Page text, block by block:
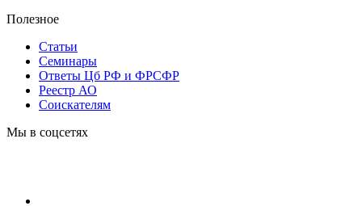
Полезное
Статьи
Cеминары
Ответы Цб РФ и ФРСФР
Реестр АО
Соискателям
Мы в соцсетях